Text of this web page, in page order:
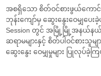
အစရှိသော စိတ်ဝင်စားဖွယ်ကောင်
ဘုန်းကျော်မှ ဆွေးနွေးဝေမျှပေး
Session တွင် အမြို့မြို့အနယ်နယ်
ဆရာမများနှင့် စိတ်ပါဝင်စားသူ
ဆွေးနွေး ဝေမျှမှုများ ပြုလုပ်ခဲ့က